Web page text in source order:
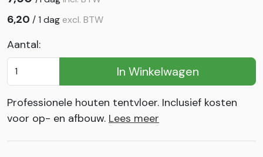
6,20 /1 dag excl. BTW
Aantal:
In Winkelwagen
Professionele houten tentvloer. Inclusief kosten
voor op- en afbouw. Lees meer